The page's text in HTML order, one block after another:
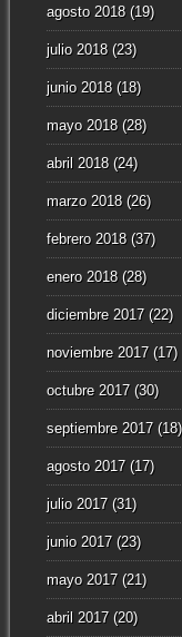
agosto 2018(19)
julio 2018(23)
junio 2018(18)
mayo 2018(28)
abril 2018(24)
marzo 2018(26)
febrero 2018(37)
enero 2018(28)
diciembre 2017(22)
noviembre 2017(17)
octubre 2017(30)
septiembre 2017(18)
agosto 2017(17)
julio 2017(31)
junio 2017(23)
mayo 2017(21)
abril 2017(20)